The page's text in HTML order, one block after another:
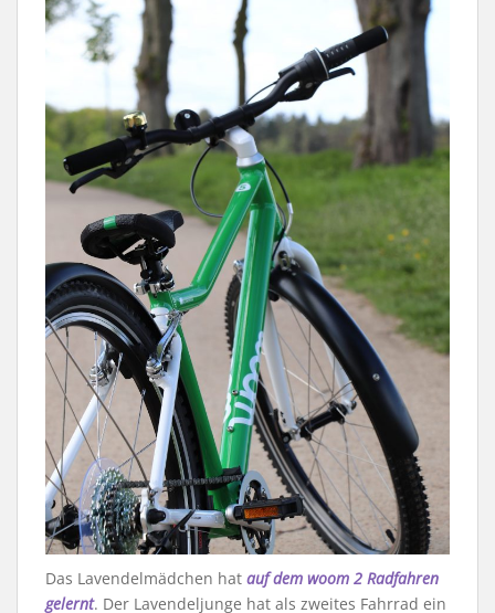
Das Lavendelmädchen hat auf dem woom 2 Radfahren
gelernt. Der Lavendeljunge hat als zweites Fahrrad ein